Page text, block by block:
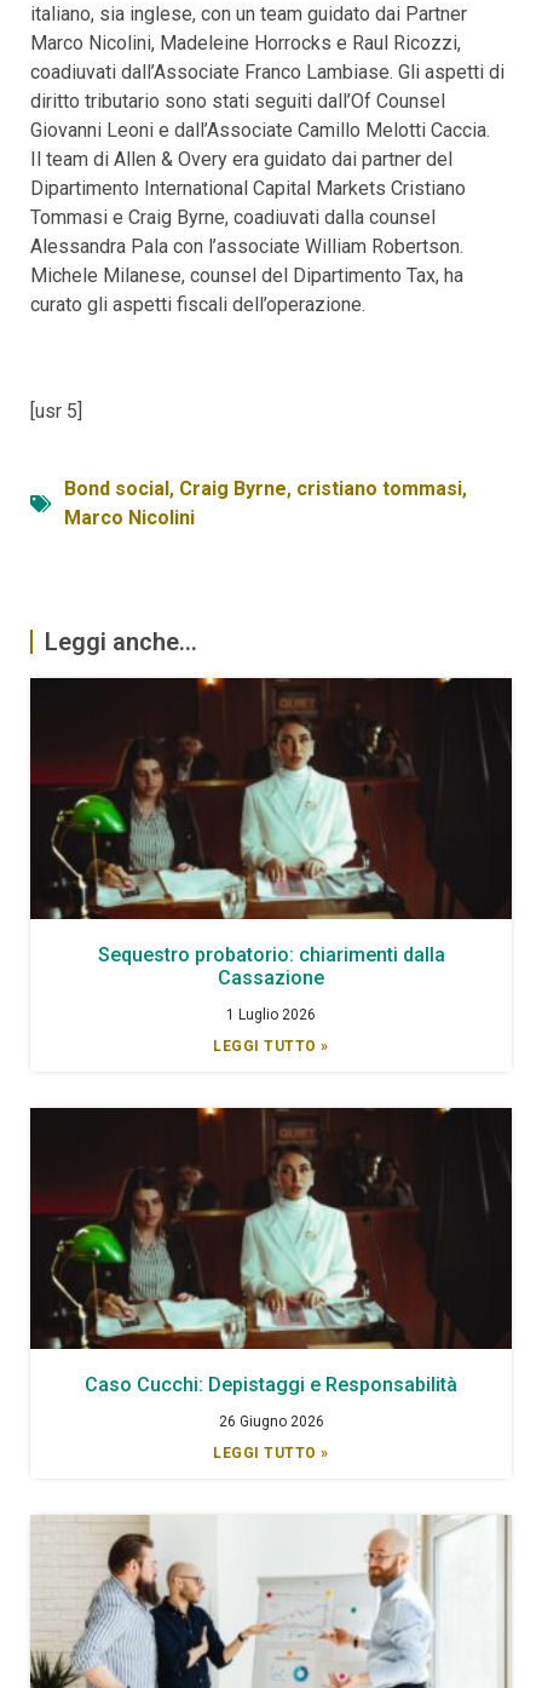
italiano, sia inglese, con un team guidato dai Partner
Marco Nicolini, Madeleine Horrocks e Raul Ricozzi,
coadiuvati dall’Associate Franco Lambiase. Gli aspetti di
diritto tributario sono stati seguiti dall’Of Counsel
Giovanni Leoni e dall’Associate Camillo Melotti Caccia.
Il team di Allen & Overy era guidato dai partner del
Dipartimento International Capital Markets Cristiano
Tommasi e Craig Byrne, coadiuvati dalla counsel
Alessandra Pala con l’associate William Robertson.
Michele Milanese, counsel del Dipartimento Tax, ha
curato gli aspetti fiscali dell’operazione.
[usr 5]
Bond social, Craig Byrne, cristiano tommasi,
Marco Nicolini
Leggi anche...
Sequestro probatorio: chiarimenti dalla
Cassazione
1 Luglio 2026
LEGGI TUTTO »
Caso Cucchi: Depistaggi e Responsabilità
26 Giugno 2026
LEGGI TUTTO »